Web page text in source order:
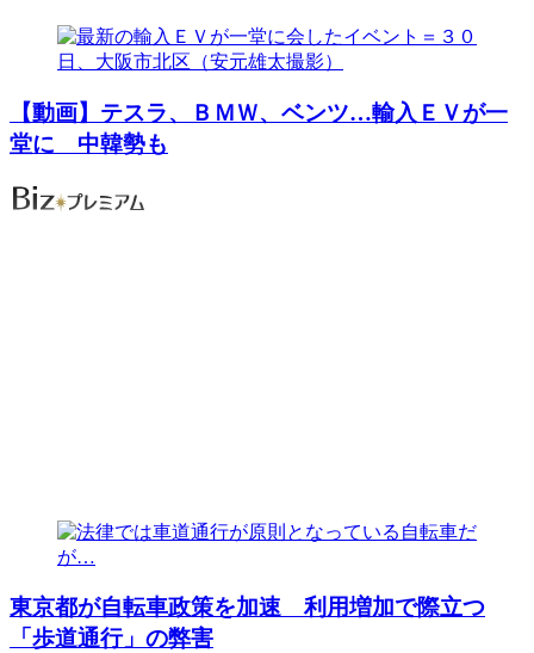
【動画】テスラ、ＢＭＷ、ベンツ…輸入ＥＶが一
堂に 中韓勢も
東京都が自転車政策を加速 利用増加で際立つ
「歩道通行」の弊害